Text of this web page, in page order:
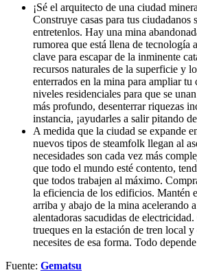
¡Sé el arquitecto de una ciudad
Construye casas para tus ciudadanos
entretenlos. Hay una mina
rumorea que está llena de tecnología
clave para escapar de la inminente
recursos naturales de la superficie y
enterrados en la mina para ampliar
niveles residenciales para que se
más profundo, desenterrar riquezas
instancia, ¡ayudarles a salir pitando
A medida que la ciudad se expande
nuevos tipos de steamfolk llegan al
necesidades son cada vez más
que todo el mundo esté contento,
que todos trabajen al máximo.
la eficiencia de los edificios. Mantén
arriba y abajo de la mina acelerando
alentadoras sacudidas de
trueques en la estación de tren local
necesites de esa forma. Todo
Fuente: Gematsu